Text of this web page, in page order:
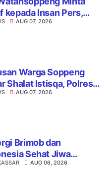
kepada Insan Pers,
Komitmen
AUG 07, 2026
Warga Soppeng
Shalat Istisqa, Polres
Mengawal Ikhtiar
AUG 07, 2026
Brimob dan
Sehat Jiwa
Pojok Curhat,
AUG 06, 2026